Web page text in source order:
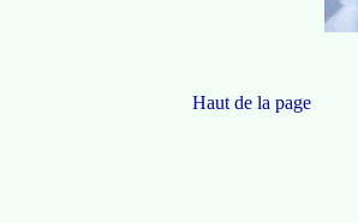
Haut de la page